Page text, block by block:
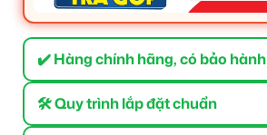
✔️ Hàng chính hãng, có bảo hành
🛠 Quy trình lắp đặt chuẩn